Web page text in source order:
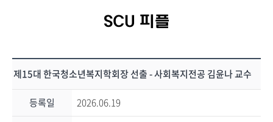
SCU 피플
제15대 한국청소년복지학회장 선출 - 사회복지전공 김윤나 교수
등록일
2026.06.19